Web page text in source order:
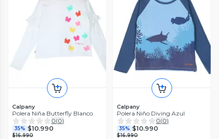
Calpany
Polera Niña Butterfly Blanco
0(0)
35% $10.990
$16.990
Calpany
Polera Niño Diving Azul
0(0)
35% $10.990
$16.990